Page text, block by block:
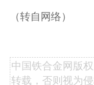
（转自网络）
中国铁合金网版
转载，否则视为